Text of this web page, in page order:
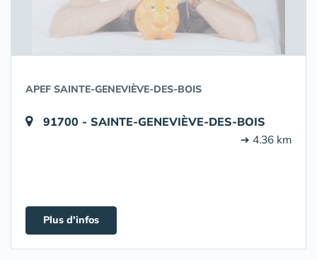
APEF SAINTE-GENEVIÈVE-DES-BOIS
91700 - SAINTE-GENEVIÈVE-DES-BOIS
➔ 4.36 km
Plus d'infos